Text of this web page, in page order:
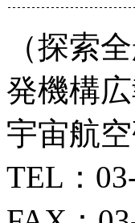
（探索
発機構
宇宙航
TEL：